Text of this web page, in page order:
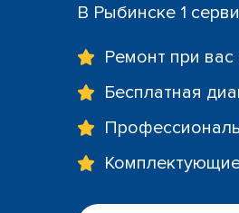
В Рыбинске 1
Ремонт при
Бесплатная